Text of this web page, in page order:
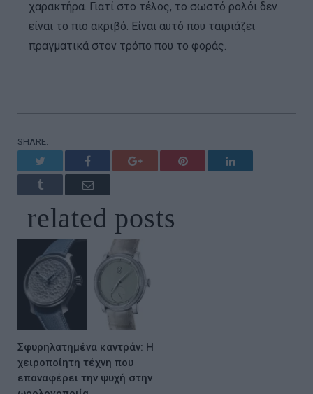
χαρακτήρα. Γιατί στο τέλος, το σωστό ρολόι δεν
είναι το πιο ακριβό. Είναι αυτό που ταιριάζει
πραγματικά στον τρόπο που το φοράς.
SHARE.
Facebook Google+ Pinterest LinkedIn
Tumblr Email
related posts
Σφυρηλατημένα καντράν: Η
χειροποίητη τέχνη που
επαναφέρει την ψυχή στην